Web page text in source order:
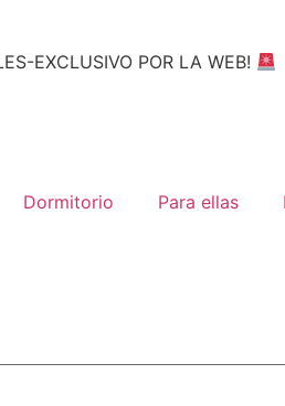
EXCLUSIVO POR LA WEB!
Dormitorio Para ellas